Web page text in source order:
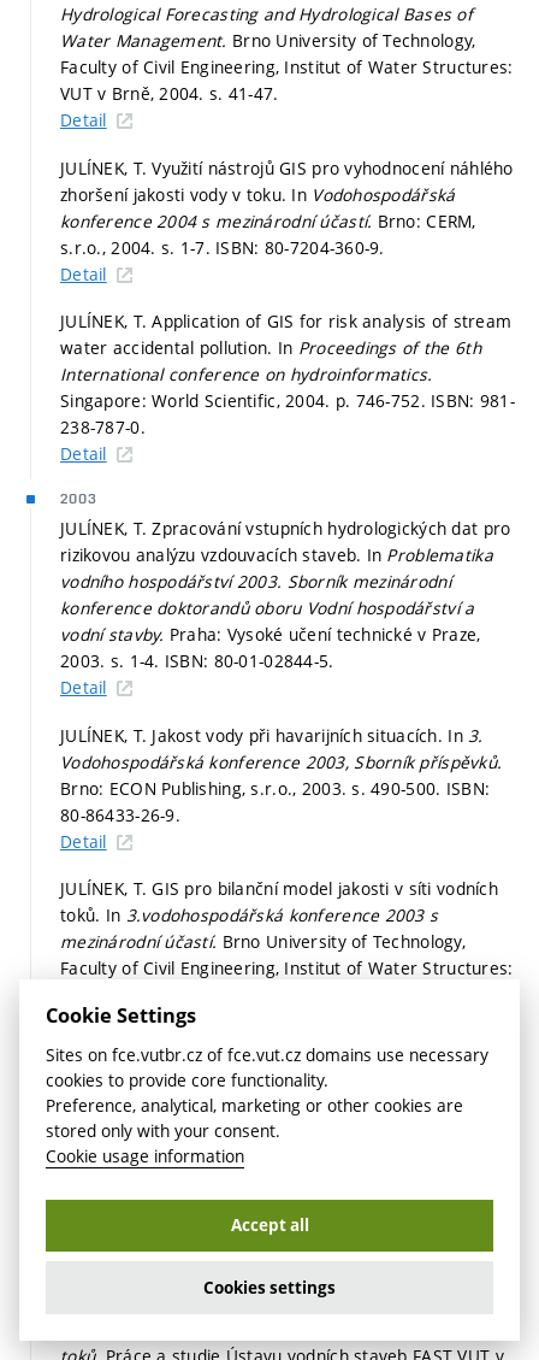
Hydrological Forecasting and Hydrological Bases of
Water Management. Brno University of Technology,
Faculty of Civil Engineering, Institut of Water Structures:
VUT v Brně, 2004.s. 41-47.
Detail
JULÍNEK, T. Využití nástrojů GIS pro vyhodnocení náhlého
zhoršení jakosti vody v toku. In Vodohospodářská
konference 2004 s mezinárodní účastí. Brno: CERM,
s.r.o., 2004. s. 1-7. ISBN: 80-7204-360-9.
Detail
JULÍNEK, T. Application of GIS for risk analysis of stream
water accidental pollution. In Proceedings of the 6th
International conference on hydroinformatics.
Singapore: World Scientific, 2004. p. 746-752. ISBN: 981-
238-787-0.
Detail
2003
JULÍNEK, T. Zpracování vstupních hydrologických dat pro
rizikovou analýzu vzdouvacích staveb. In Problematika
vodního hospodářství 2003. Sborník mezinárodní
konference doktorandů oboru Vodní hospodářství a
vodní stavby. Praha: Vysoké učení technické v Praze,
2003. s. 1-4. ISBN: 80-01-02844-5.
Detail
JULÍNEK, T. Jakost vody při havarijních situacích. In 3.
Vodohospodářská konference 2003, Sborník příspěvků.
Brno: ECON Publishing, s.r.o., 2003.s. 490-500. ISBN:
80-86433-26-9.
Detail
JULÍNEK, T. GIS pro bilanční model jakosti v síti vodních
toků. In 3.vodohospodářská konference 2003 s
mezinárodní účastí. Brno University of Technology,
Faculty of Civil Engineering, Institut of Water Structures:
s. 490-507.ISBN: 80-86433-26-9.
Detail
KOUTKOVÁ, H., JULÍNEK, T. Statistické vyhodnocení
monitoringu jakosti vody v povodí řeky Svratky. In
Environmetálne aspekty navrhovania a prevádzky nádrží
a priehrad. Vplyv vodohospodárskych stavieb na tvorbu
a ochranu životného prostredia.STU Bratislava: ASCO,
s. 371-380.ISBN: 80-88820-18-9.
Detail
toků. Práce a studie Ústavu vodních staveb FAST VUT v
Cookie Settings
Sites on fce.vutbr.cz of fce.vut.cz domains use necessary
cookies to provide core functionality.
Preference, analytical, marketing or other cookies are
stored only with your consent.
Cookie usage information
Accept all
Cookies settings